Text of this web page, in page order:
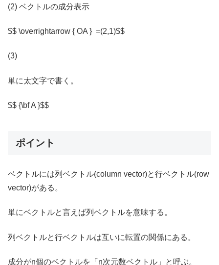
(2) ベクトルの成分表示
$$ \overrightarrow { OA } =(2,1)$$
(3)
単に太文字で書く。
$$ {\bf A }$$
ポイント
ベクトルには列ベクトル(column vector)と行ベクトル(row
vector)がある。
単にベクトルと言えば列ベクトルを意味する。
列ベクトルと行ベクトルは互いに転置の関係にある。
成分がn個のベクトルを「n次元数ベクトル」と呼ぶ。